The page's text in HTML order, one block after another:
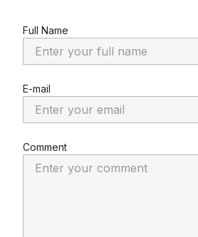
Full Name
E-mail
Comment